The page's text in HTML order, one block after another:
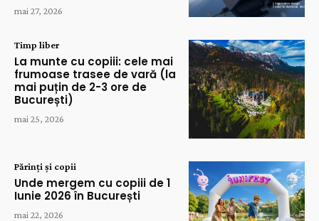
mai 27, 2026
Timp liber
La munte cu copiii: cele mai
frumoase trasee de vară (la
mai puțin de 2-3 ore de
București)
mai 25, 2026
Părinți și copii
Unde mergem cu copiii de 1
Iunie 2026 în București
mai 22, 2026